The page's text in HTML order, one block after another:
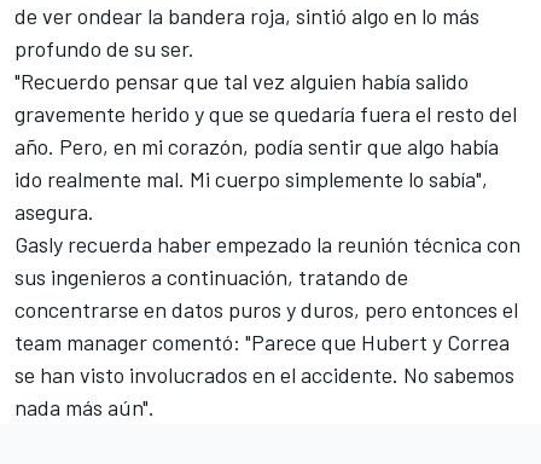
de ver ondear la bandera roja, sintió algo en lo más
profundo de su ser.
"Recuerdo pensar que tal vez alguien había salido
gravemente herido y que se quedaría fuera el resto del
año. Pero, en mi corazón, podía sentir que algo había
ido realmente mal. Mi cuerpo simplemente lo sabía",
asegura.
Gasly recuerda haber empezado la reunión técnica con
sus ingenieros a continuación, tratando de
concentrarse en datos puros y duros, pero entonces el
team manager comentó: "Parece que Hubert y Correa
se han visto involucrados en el accidente. No sabemos
nada más aún".